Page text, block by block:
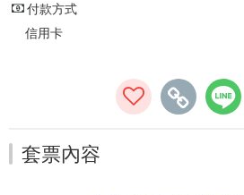
付款方式
信用卡
套票內容